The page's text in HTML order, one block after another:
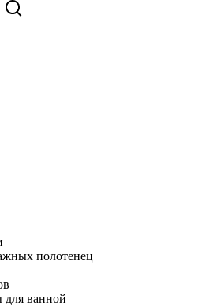
полотенец
для ванной